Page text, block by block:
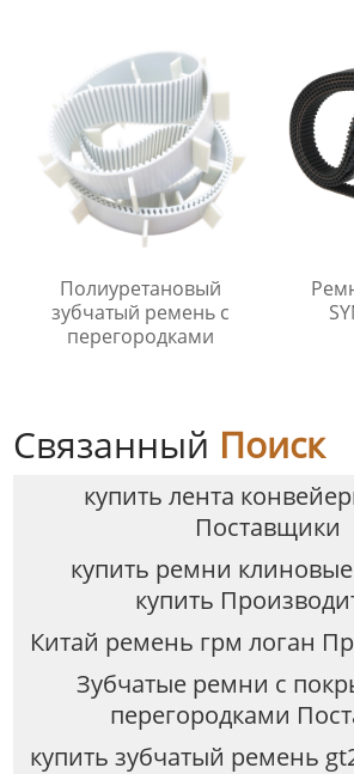
Полиуретановый
зубчатый ремень с
перегородками
Связанный Поиск
купить лента
Поставщики
купить ремни
купить
Китай ремень грм логан
Зубчатые ремни с
перегородками
купить зубчатый ремень